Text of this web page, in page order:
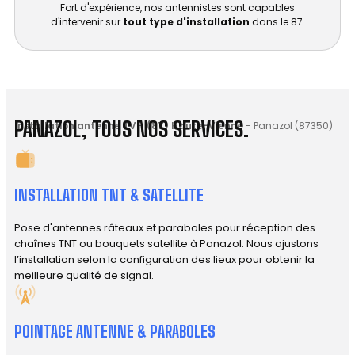
Fort d'expérience, nos antennistes sont capables
d'intervenir sur tout type d'installation dans le 87.
Installation antenne TV - (87) Haute-Vienne- Panazol (87350)
PANAZOL, TOUS NOS SERVICES.
INSTALLATION TNT & SATELLITE
Pose d'antennes râteaux et paraboles pour réception des
chaînes TNT ou bouquets satellite à Panazol. Nous ajustons
l’installation selon la configuration des lieux pour obtenir la
meilleure qualité de signal.
POINTAGE ANTENNE & PARABOLES